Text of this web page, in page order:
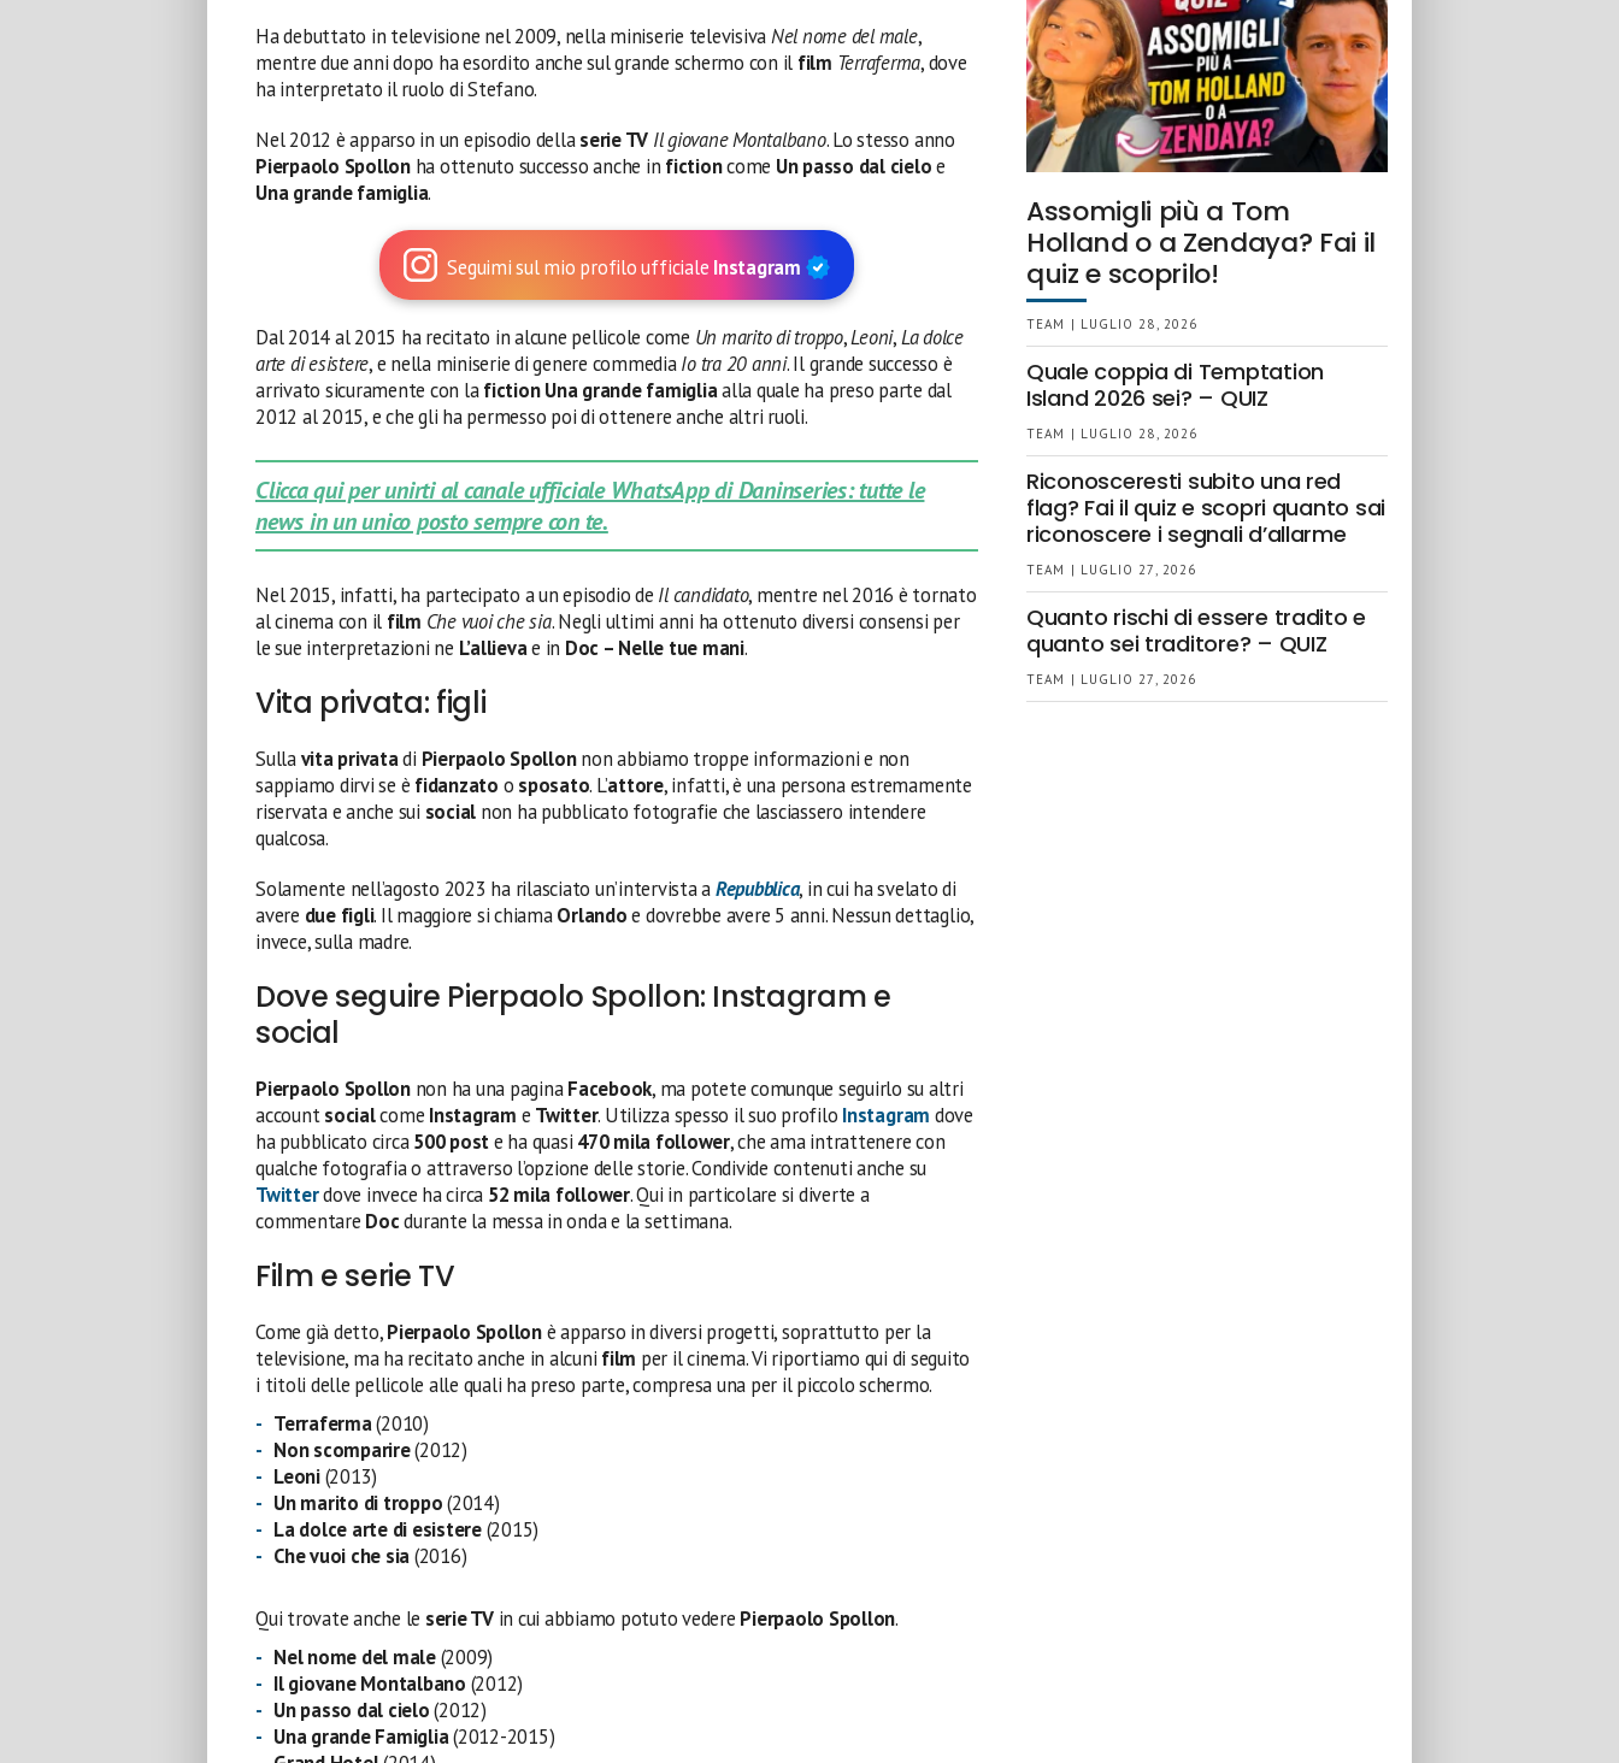
Ha debuttato in televisione nel 2009, nella miniserie televisivaNel nome del male,
mentre due anni dopo ha esordito anche sul grande schermo con il film Terraferma, dove
ha interpretato il ruolo di Stefano.
Nel 2012 è apparso in un episodio dellaserie TV Il giovane Montalbano. Lo stesso anno
Pierpaolo Spollonha ottenuto successo anche in fictioncome Un passo dal cieloe
Una grande famiglia.
Seguimi sul mio profilo ufficiale Instagram
Dal 2014 al 2015 ha recitato in alcune pellicole come Un marito di troppo,Leoni,La dolce
arte di esistere, e nella miniserie di genere commediaIo tra 20 anni. Il grande successo è
arrivato sicuramente con lafiction Una grande famigliaalla quale ha preso parte dal
2012 al 2015, e che gli ha permesso poi di ottenere anche altri ruoli.
Clicca qui per unirti al canale ufficiale WhatsApp di Daninseries: tutte le
news in un unico posto sempre con te.
Nel 2015, infatti, ha partecipato a un episodio de Il candidato, mentre nel 2016 è tornato
al cinema con il film Che vuoi che sia. Negli ultimi anni ha ottenuto diversi consensi per
le sue interpretazioni ne L’allievae in Doc – Nelle tue mani.
Vita privata: figli
Sullavita privatadi Pierpaolo Spollonnon abbiamo troppe informazioni e non
sappiamo dirvi se è fidanzato o sposato. L’attore, infatti, è una persona estremamente
riservata e anche sui social non ha pubblicato fotografie che lasciassero intendere
qualcosa.
Solamente nell’agosto 2023 ha rilasciato un’intervista aRepubblica, in cui ha svelato di
avere due figli. Il maggiore si chiamaOrlandoe dovrebbe avere 5 anni. Nessun dettaglio,
invece, sulla madre.
Dove seguire Pierpaolo Spollon: Instagram e
social
Pierpaolo Spollonnon ha una paginaFacebook, ma potete comunque seguirlo su altri
accountsocialcome Instagram e Twitter. Utilizza spesso il suo profilo Instagram dove
ha pubblicato circa500 poste ha quasi 470 mila follower, che ama intrattenere con
qualche fotografia o attraverso l’opzione delle storie. Condivide contenuti anche su
Twitterdove invece ha circa 52 mila follower. Qui in particolare si diverte a
commentare Docdurante la messa in onda e la settimana.
Film e serie TV
Come già detto,Pierpaolo Spollonè apparso in diversi progetti, soprattutto per la
televisione, ma ha recitato anche in alcuni film per il cinema. Vi riportiamo qui di seguito
i titoli delle pellicole alle quali ha preso parte, compresa una per il piccolo schermo.
Terraferma(2010)
Non scomparire(2012)
Leoni(2013)
Un marito di troppo(2014)
La dolce arte di esistere(2015)
Che vuoi che sia(2016)
Qui trovate anche le serie TVin cui abbiamo potuto vedere Pierpaolo Spollon.
Nel nome del male(2009)
Il giovane Montalbano (2012)
Un passo dal cielo(2012)
Una grande Famiglia(2012-2015)
Assomigli più a Tom
Holland o a Zendaya? Fai il
quiz e scoprilo!
TEAM | LUGLIO 28, 2026
Quale coppia di Temptation
Island 2026 sei? – QUIZ
TEAM | LUGLIO 28, 2026
Riconosceresti subito una red
flag? Fai il quiz e scopri quanto sai
riconoscere i segnali d’allarme
TEAM | LUGLIO 27, 2026
Quanto rischi di essere tradito e
quanto sei traditore? – QUIZ
TEAM | LUGLIO 27, 2026